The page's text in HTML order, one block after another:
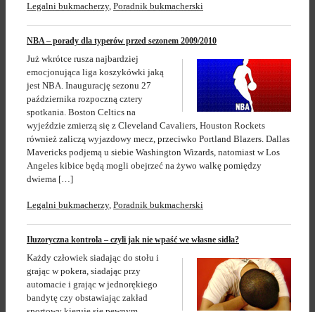
Legalni bukmacherzy, Poradnik bukmacherski
NBA – porady dla typerów przed sezonem 2009/2010
Już wkrótce rusza najbardziej
emocjonująca liga koszykówki jaką
jest NBA. Inaugurację sezonu 27
października rozpoczną cztery
spotkania. Boston Celtics na
wyjeździe zmierzą się z Cleveland Cavaliers, Houston Rockets
również zaliczą wyjazdowy mecz, przeciwko Portland Blazers. Dallas
Mavericks podjemą u siebie Washington Wizards, natomiast w Los
Angeles kibice będą mogli obejrzeć na żywo walkę pomiędzy
dwiema […]
Legalni bukmacherzy, Poradnik bukmacherski
Iluzoryczna kontrola – czyli jak nie wpaść we własne sidła?
Każdy człowiek siadając do stołu i
grając w pokera, siadając przy
automacie i grając w jednorękiego
bandytę czy obstawiając zakład